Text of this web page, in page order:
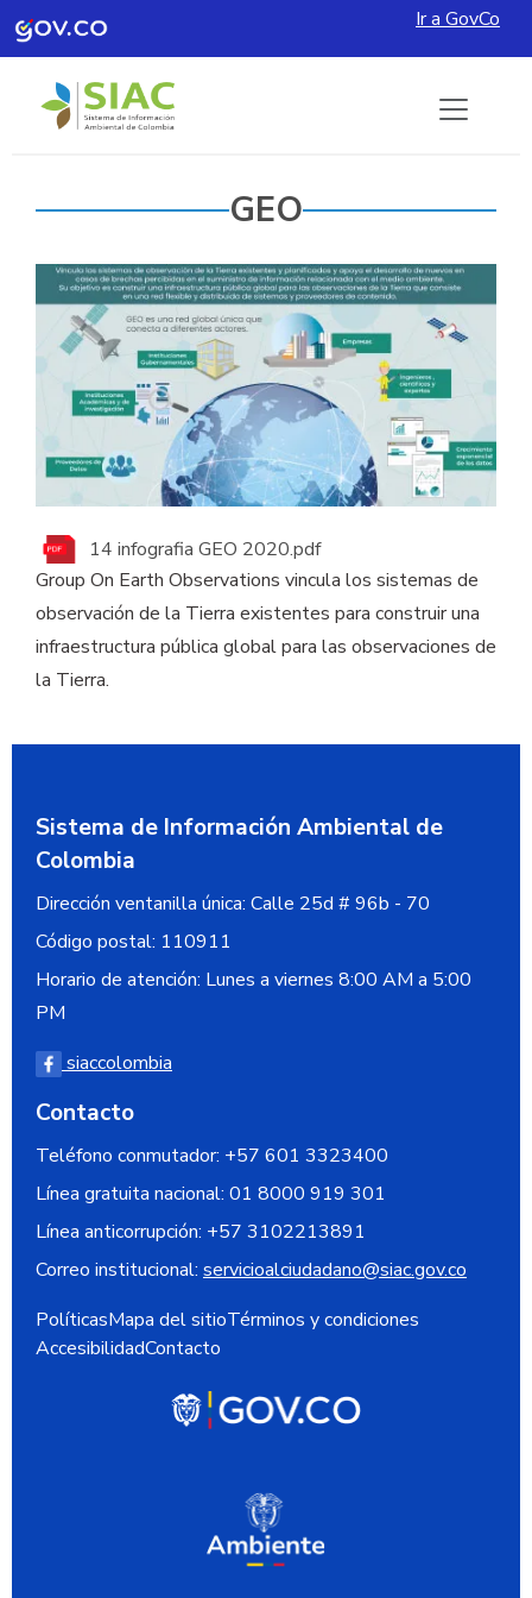
Pasar al contenido principal Ir a GovCo
GEO
14 infografia GEO 2020.pdf
Group On Earth Observations vincula los sistemas de
observación de la Tierra existentes para construir una
infraestructura pública global para las observaciones de
la Tierra.
Sistema de Información Ambiental de
Colombia
Dirección ventanilla única: Calle 25d # 96b - 70
Código postal: 110911
Horario de atención: Lunes a viernes 8:00 AM a 5:00
PM
siaccolombia
Contacto
Teléfono conmutador: +57 601 3323400
Línea gratuita nacional: 01 8000 919 301
Línea anticorrupción: +57 3102213891
Correo institucional: servicioalciudadano@siac.gov.co
PolíticasMapa del sitioTérminos y condiciones
AccesibilidadContacto